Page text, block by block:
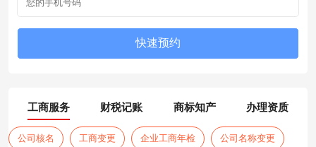
工商服务 财税记账 商标知产 办理资质
公司核名 工商变更 企业工商年检 公司名称变更